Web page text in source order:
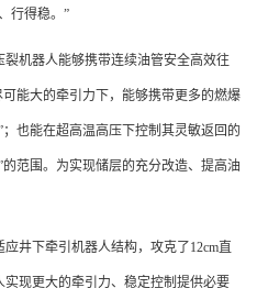
行得稳。”
机器人能够携带连续油管安全高效往
能大的牵引力下，能够携带更多的燃爆
也能在超高温高压下控制其灵敏返回的
范围。为实现储层的充分改造、提高油
井下牵引机器人结构，攻克了12cm直
现更大的牵引力、稳定控制提供必要